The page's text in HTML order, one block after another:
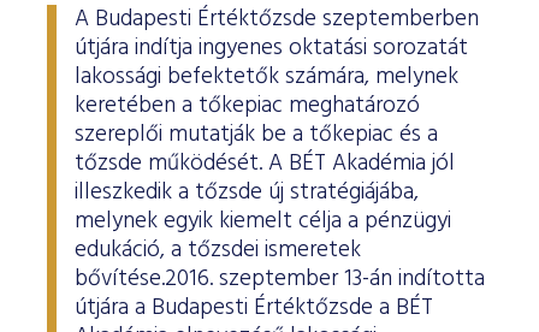
A Budapesti Értéktőzsde szeptemberben
útjára indítja ingyenes oktatási sorozatát
lakossági befektetők számára, melynek
keretében a tőkepiac meghatározó
szereplői mutatják be a tőkepiac és a
tőzsde működését. A BÉT Akadémia jól
illeszkedik a tőzsde új stratégiájába,
melynek egyik kiemelt célja a pénzügyi
edukáció, a tőzsdei ismeretek
bővítése.2016. szeptember 13-án indította
útjára a Budapesti Értéktőzsde a BÉT